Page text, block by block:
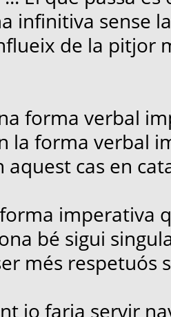
infinitiva sense
de la pitjor
forma verbal
la forma verbal
aquest cas en
imperativa
bé sigui
més respetuós
jo faria servir